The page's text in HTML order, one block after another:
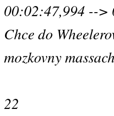
00:02:47,994 -->
Chce do
mozkovny
22